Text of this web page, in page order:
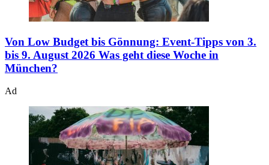
Von Low Budget bis Gönnung: Event-Tipps von 3.
bis 9. August 2026 Was geht diese Woche in
München?
Ad